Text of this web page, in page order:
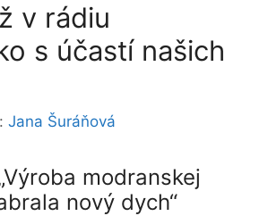
v rádiu
s účastí našich
Jana Šuráňová
modranskej
nový dych“